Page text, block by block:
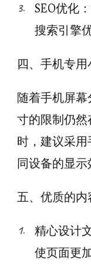
SEO优化
搜索引擎
四、手机专
随着手机屏
寸的限制仍
时，建议采
同设备的显示
五、优质的
精心设计
使页面更